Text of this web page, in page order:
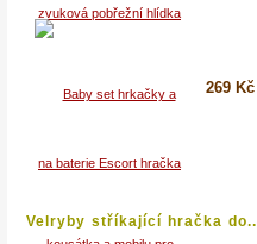
269 Kč
Velryby stříkající hračka